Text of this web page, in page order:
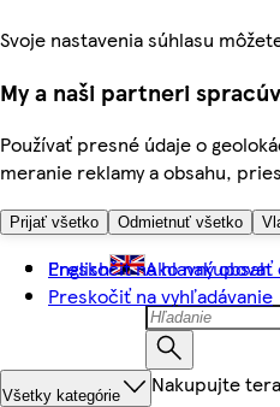
Svoje nastavenia súhlasu
My a naši partneri
Používať presné údaje o
meranie reklamy a obsahu,
Prijať všetko Odmietnuť všetko
Preskočiť na hlavný obsah
Preskočiť na vyhľadávanie
English Ako nakupovať
Všetky kategórie Nakupujte